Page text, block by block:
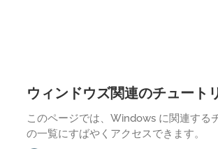
ウィンドウズ関連のチュート
このページでは、Windows に関連する
の一覧にすばやくアクセスできます。